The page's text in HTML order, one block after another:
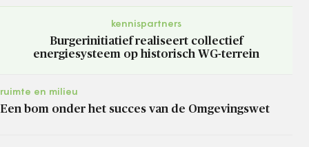
kennispartners
Burgerinitiatief realiseert collectief
energiesysteem op historisch WG-terrein
ruimte en milieu
Een bom onder het succes van de Omgevingswet